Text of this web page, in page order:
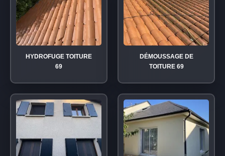
HYDROFUGE TOITURE
69
DÉMOUSSAGE DE
TOITURE 69